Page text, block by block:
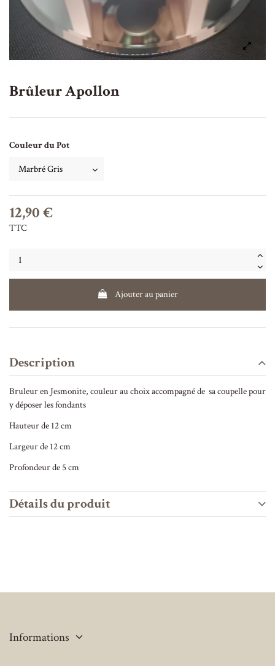
Brûleur Apollon
Couleur du Pot
12,90 €
TTC
Ajouter au panier
Description
Bruleur en Jesmonite, couleur au choix accompagné de sa coupelle pour
y déposer les fondants
Hauteur de 12 cm
Largeur de 12 cm
Profondeur de 5 cm
Détails du produit
Informations